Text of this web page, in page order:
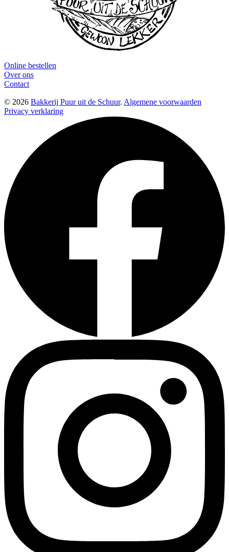
Online bestellen
Over ons
Contact
© 2026 Bakkerij Puur uit de Schuur. Algemene voorwaarden
Privacy verklaring